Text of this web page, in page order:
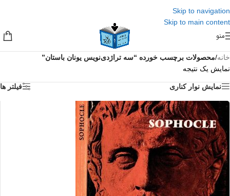
Skip to navigation
Skip to main content
منو
خانه/محصولات برچسب خورده “سه تراژدی‌نویس یونان باستان”
نمایش یک نتیجه
نمایش نوار کناری فیلتر ها